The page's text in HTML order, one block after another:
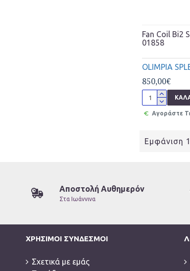
OLIMPIA
Fan Coil Bi2
01858
850,00€
Αγοράστε
Εμφάνιση
Αποστολή Αυθημερόν
Στα Ιωάννινα
ΧΡΉΣΙΜΟΙ ΣΎΝΔΕΣΜΟΙ
Σχετικά με εμάς